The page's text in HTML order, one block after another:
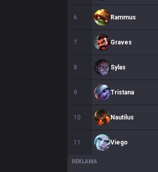
6 Rammus
7 Graves
8 Sylas
9 Tristana
10 Nautilus
11 Viego
REKLAMA